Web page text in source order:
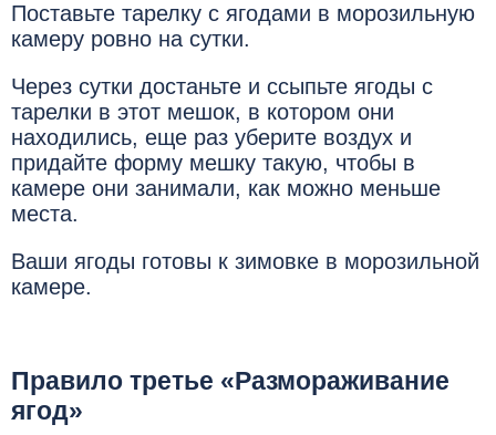
Поставьте тарелку с ягодами в морозильную
камеру ровно на сутки.
Через сутки достаньте и ссыпьте ягоды с
тарелки в этот мешок, в котором они
находились, еще раз уберите воздух и
придайте форму мешку такую, чтобы в
камере они занимали, как можно меньше
места.
Ваши ягоды готовы к зимовке в морозильной
камере.
Правило третье «Размораживание
ягод»